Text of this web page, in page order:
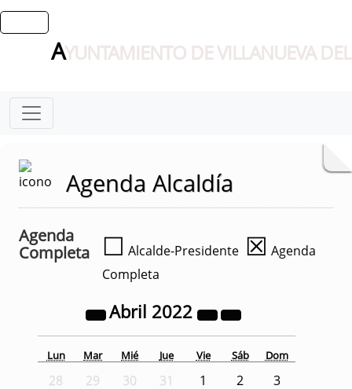
AYUNTAMIENTO DE VILLANUEVA
Agenda Alcaldía
Agenda
Completa
☐ Alcalde-Presidente ☒ Agenda
Completa
Abril 2022
Lun Mar Mié Jue Vie Sáb Dom
28 29 30 31 1 2
3